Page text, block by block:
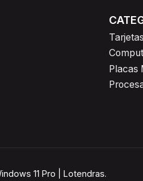
Placas
11 Pro | Lotendras.